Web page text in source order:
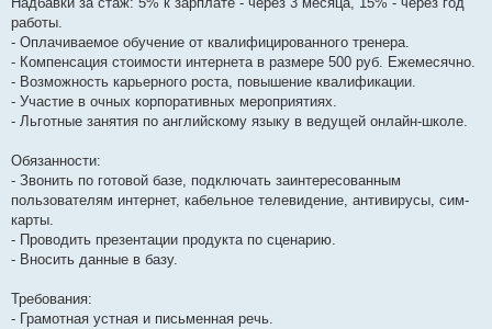
работы.
- Оплачиваемое обучение от квалифицированного тренера.
- Компенсация стоимости интернета в размере 500 руб. Ежемесячно.
- Возможность карьерного роста, повышение квалификации.
- Участие в очных корпоративных мероприятиях.
- Льготные занятия по английскому языку в ведущей онлайн-школе.
Обязанности:
- Звонить по готовой базе, подключать заинтересованным
пользователям интернет, кабельное телевидение, антивирусы, сим-
карты.
- Проводить презентации продукта по сценарию.
- Вносить данные в базу.
Требования:
- Грамотная устная и письменная речь.